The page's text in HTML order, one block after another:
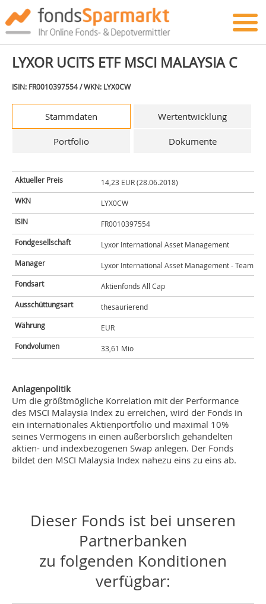
LYXOR UCITS ETF MSCI MALAYSIA C
ISIN: FR0010397554 / WKN: LYX0CW
Stammdaten Wertentwicklung
Portfolio Dokumente
Aktueller Preis
14,23 EUR (28.06.2018)
WKN
LYX0CW
ISIN
FR0010397554
Fondgesellschaft
Lyxor International Asset Management
Manager
Lyxor International Asset Management - Team
Fondsart
Aktienfonds All Cap
Ausschüttungsart
thesaurierend
Währung
EUR
Fondvolumen
33,61 Mio
Anlagenpolitik
Um die größtmögliche Korrelation mit der Performance
des MSCI Malaysia Index zu erreichen, wird der Fonds in
ein internationales Aktienportfolio und maximal 10%
seines Vermögens in einen außerbörslich gehandelten
aktien- und indexbezogenen Swap anlegen. Der Fonds
bildet den MSCI Malaysia Index nahezu eins zu eins ab.
Dieser Fonds ist bei unseren
Partnerbanken
zu folgenden Konditionen
verfügbar: